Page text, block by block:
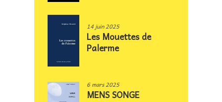
14 juin 2025
Les Mouettes de
Palerme
6 mars 2025
MENS SONGE